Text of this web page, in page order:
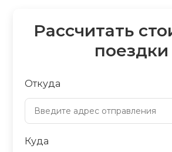
Рассчитать
поездки
Откуда
Куда